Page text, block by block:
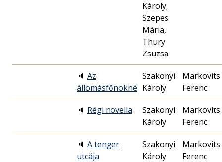
Károly,
Szepes
Mária,
Thury
Zsuzsa
🔈 Az
állomásfőnökné
Szakonyi
Károly
Markovits
Ferenc
🔈 Régi novella
Szakonyi
Károly
Markovits
Ferenc
🔈 A tenger
utcája
Szakonyi
Károly
Markovits
Ferenc